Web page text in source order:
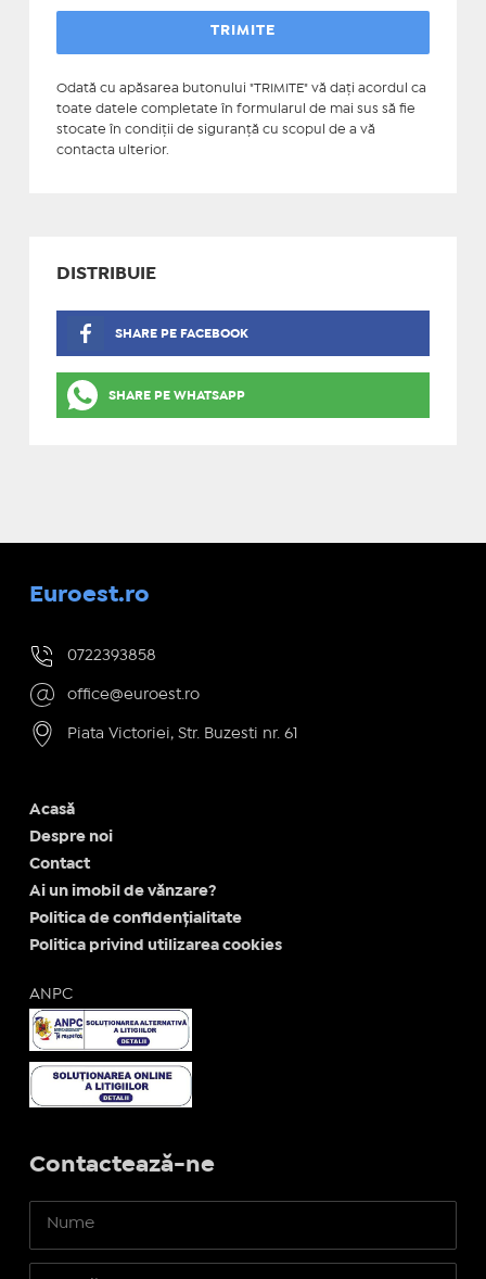
Odată cu apăsarea butonului "TRIMITE" vă daţi acordul ca
toate datele completate în formularul de mai sus să fie
stocate în condiţii de siguranţă cu scopul de a vă
contacta ulterior.
DISTRIBUIE
SHARE PE FACEBOOK
SHARE PE WHATSAPP
Euroest.ro
0722393858
office@euroest.ro
Piata Victoriei, Str. Buzesti nr. 61
Acasă
Despre noi
Contact
Ai un imobil de vănzare?
Politica de confidențialitate
Politica privind utilizarea cookies
ANPC
Contactează-ne